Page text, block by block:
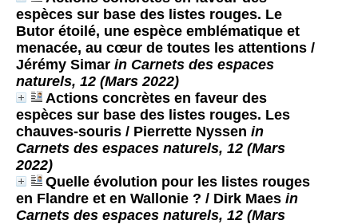
espèces sur base des listes rouges. Le
Butor étoilé, une espèce emblématique et
menacée, au cœur de toutes les attentions /
Jérémy Simar in Carnets des espaces
naturels, 12 (Mars 2022)
Actions concrètes en faveur des
espèces sur base des listes rouges. Les
chauves-souris / Pierrette Nyssen in
Carnets des espaces naturels, 12 (Mars
2022)
Quelle évolution pour les listes rouges
en Flandre et en Wallonie ? / Dirk Maes in
Carnets des espaces naturels, 12 (Mars